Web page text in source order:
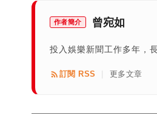
作者簡介 曾宛如
投入娛樂新聞工作多年，
訂閱 RSS 更多文章